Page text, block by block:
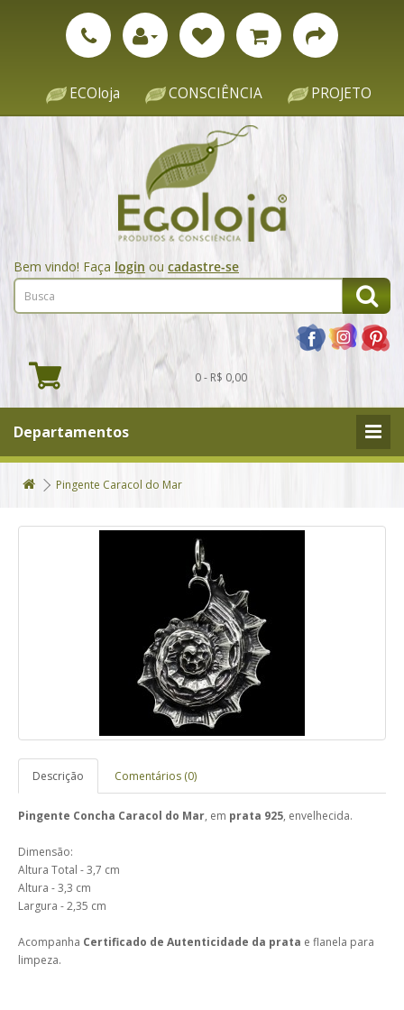
ECOloja CONSCIÊNCIA PROJETO
Bem vindo! Faça login ou cadastre-se
0 - R$ 0,00
Departamentos
Pingente Caracol do Mar
Descrição Comentários (0)
Pingente Concha Caracol do Mar, em prata 925, envelhecida.
Dimensão:
Altura Total - 3,7 cm
Altura - 3,3 cm
Largura - 2,35 cm
Acompanha Certificado de Autenticidade da prata e flanela para
limpeza.